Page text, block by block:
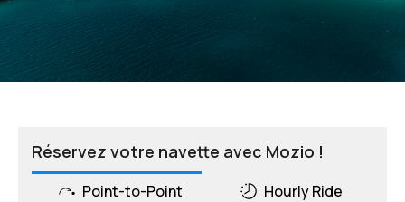
Réservez votre navette avec Mozio !
Point-to-Point Hourly Ride